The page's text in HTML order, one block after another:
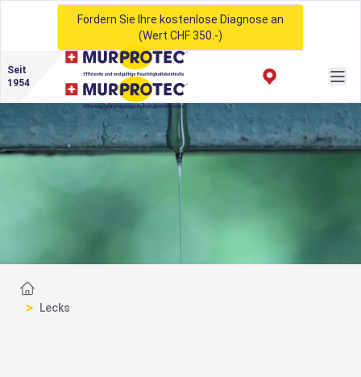
Fordern Sie Ihre kostenlose Diagnose an
(Wert CHF 350.-)
Seit
1954
Startseite
> Lecks